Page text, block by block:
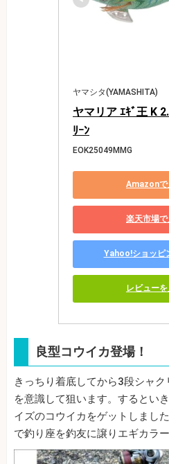
ヤマシタ(YAMASHITA)
ヤマリア ｴｷﾞ王 K
ﾘｰﾝ
EOK25049MMG
Amazonで
楽天市場で
Yahoo!ショッピ
レビュー
良型コウイカ登場！
きっちり着底してから3段シャ
を意識して狙います。するとい
イズのコウイカをゲットしまし
で釣り座を釣友に譲りエギカラー